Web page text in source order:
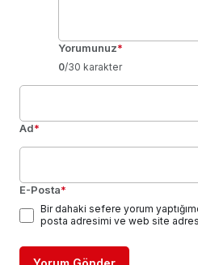
Yorumunuz*
0/30 karakter
Ad*
E-Posta*
Bir dahaki sefere yorum
posta adresimi ve web site